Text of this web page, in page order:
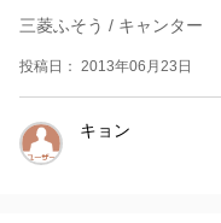
三菱ふそう / キャンター
投稿日： 2013年06月23日
キョン